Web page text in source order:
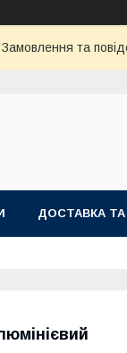
Замовлення та
ДОСТАВКА